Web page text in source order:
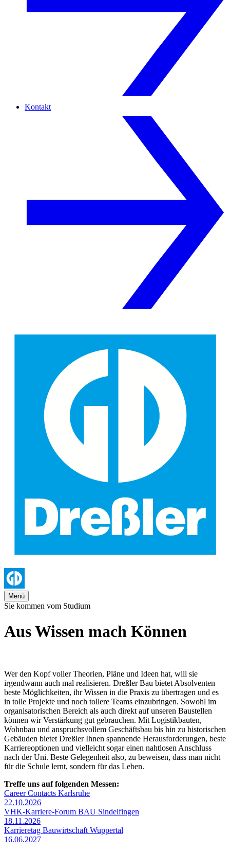
Kontakt
Menü
Sie kommen vom Studium
Aus Wissen mach Können
Wer den Kopf voller Theorien, Pläne und Ideen hat, will sie
irgendwann auch mal realisieren. Dreßler Bau bietet Absolventen
beste Möglichkeiten, ihr Wissen in die Praxis zu übertragen und es
in tolle Projekte und noch tollere Teams einzubringen. Sowohl im
organisatorischen Bereich als auch direkt auf unseren Baustellen
können wir Verstärkung gut gebrauchen. Mit Logistikbauten,
Wohnbau und anspruchsvollem Geschäftsbau bis hin zu historischen
Gebäuden bietet Dreßler Ihnen spannende Herausforderungen, beste
Karriereoptionen und vielleicht sogar einen nahtlosen Anschluss
nach der Uni. Beste Gelegenheit also, zu beweisen, dass man nicht
für die Schule lernt, sondern für das Leben.
Treffe uns auf folgenden Messen:
Career Contacts Karlsruhe
22.10.2026
VHK-Karriere-Forum BAU Sindelfingen
18.11.2026
Karrieretag Bauwirtschaft Wuppertal
16.06.2027